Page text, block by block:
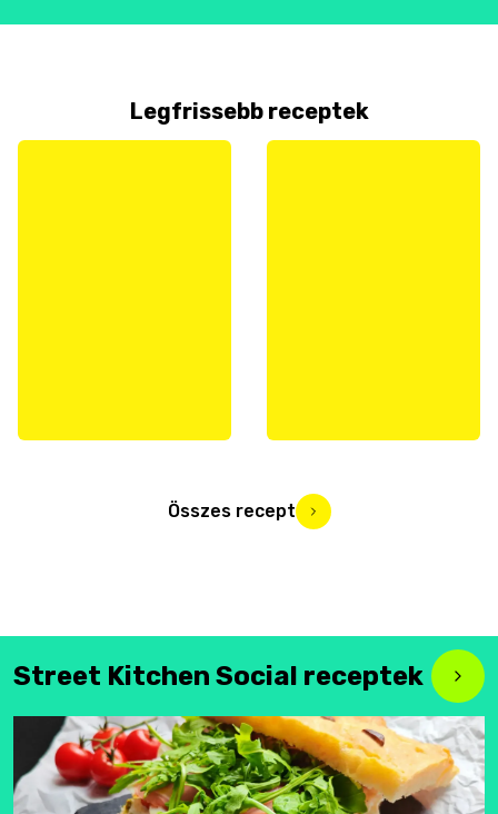
Legfrissebb receptek
Összes recept
Street Kitchen Social receptek